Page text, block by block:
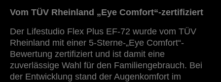
Vom TÜV Rheinland „Eye Comfort“-zertifiziert
Der Lifestudio Flex Plus EF-72 wurde vom TÜV
Rheinland mit einer 5-Sterne-„Eye Comfort“-
Bewertung zertifiziert und ist damit eine
zuverlässige Wahl für den Familiengebrauch. Bei
der Entwicklung stand der Augenkomfort im